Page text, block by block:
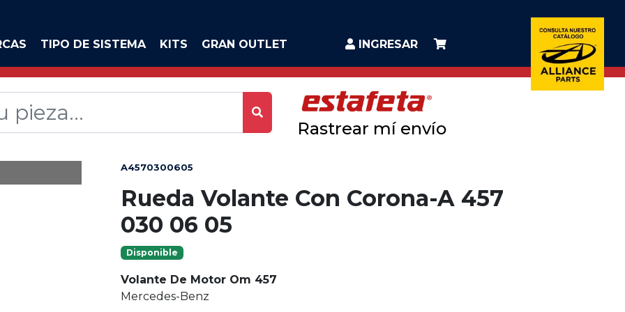
TIPO DE SISTEMA KITS GRAN OUTLET INGRESAR
Rastrear mí envío
A4570300605
Rueda Volante Con Corona-A 457
030 06 05
Disponible
Volante De Motor Om 457
Mercedes-Benz